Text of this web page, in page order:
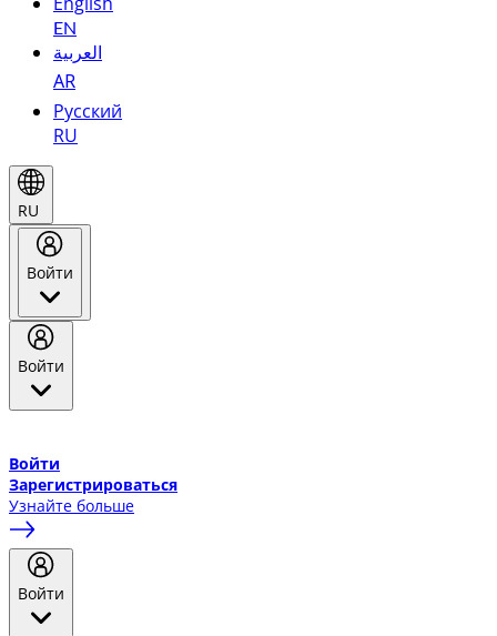
EN
العربية
AR
Русский
RU
RU
Войти
Войти
Войти
Зарегистрироваться
Узнайте больше
Войти